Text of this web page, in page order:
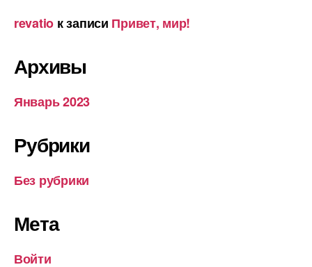
revatio к записи Привет, мир!
Архивы
Январь 2023
Рубрики
Без рубрики
Мета
Войти